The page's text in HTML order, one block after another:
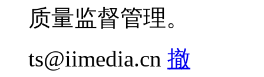
质量监督管理。
ts@iimedia.cn 撤